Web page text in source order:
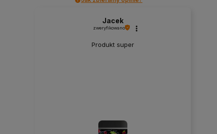
Jacek
zweryfikowano
Produkt super